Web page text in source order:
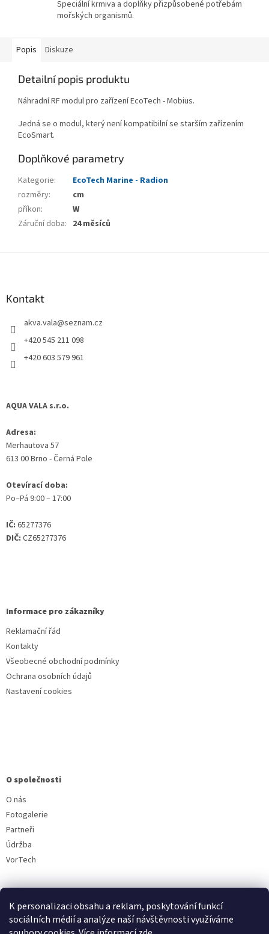
K personalizaci obsahu a reklam, poskytování funkcí
sociálních médií a analýze naší návštěvnosti využíváme
Speciální krmiva a doplňky přizpůsobené potřebám
mořských organismů.
Popis Diskuze
Detailní popis produktu
Náhradní RF modul pro zařízení EcoTech - Mobius.
Jedná se o modul, který není kompatibilní se starším zařízením
EcoSmart.
Doplňkové parametry
Kategorie:
EcoTech Marine - Radion
rozměry:
cm
příkon:
W
Záruční doba: 24 měsíců
Kontakt
akva.vala@seznam.cz
+420 545 211 098
+420 603 579 961
AQUA VALA s.r.o.
Adresa:
Merhautova 57
613 00 Brno - Černá Pole
Otevírací doba:
Po–Pá 9:00 – 17:00
IČ: 65277376
DIČ: CZ65277376
Informace pro zákazníky
Reklamační řád
Kontakty
Všeobecné obchodní podmínky
Ochrana osobních údajů
Nastavení cookies
O společnosti
O nás
Fotogalerie
Partneři
Údržba
VorTech